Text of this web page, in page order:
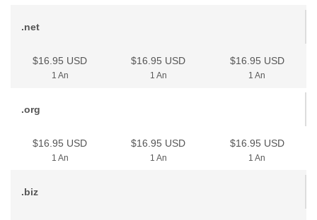
.net
$16.95 USD
1 An
$16.95 USD
1 An
$16.95 USD
1 An
.org
$16.95 USD
1 An
$16.95 USD
1 An
$16.95 USD
1 An
.biz